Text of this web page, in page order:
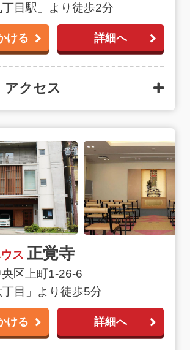
丁目駅」より徒歩2分
ける 詳細へ
アクセス
ス 正覚寺
区上町1-26-6
丁目」より徒歩5分
ける 詳細へ